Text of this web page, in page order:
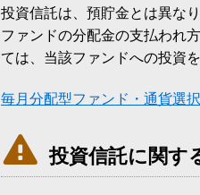
投資信託は、預貯金とは異な
ファンドの分配金の支払われ
ては、当該ファンドへの投資
毎月分配型ファンド・通貨選
 投資信託に関す